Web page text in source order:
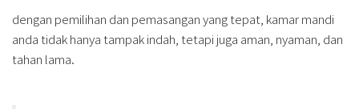
dengan pemilihan dan pemasangan yang tepat, kamar mandi
anda tidak hanya tampak indah, tetapi juga aman, nyaman, dan
tahan lama.